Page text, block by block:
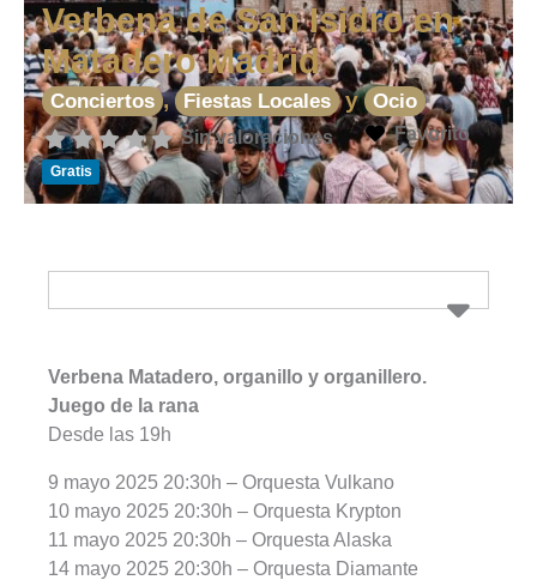
Verbena de San Isidro en
Matadero Madrid
Conciertos , Fiestas Locales y Ocio
Sin valoraciones Favorito
Gratis
Verbena Matadero, organillo y organillero.
Juego de la rana
Desde las 19h
9 mayo 2025 20:30h – Orquesta Vulkano
10 mayo 2025 20:30h – Orquesta Krypton
11 mayo 2025 20:30h – Orquesta Alaska
14 mayo 2025 20:30h – Orquesta Diamante